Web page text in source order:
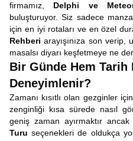
firmamız, Delphi ve
buluşturuyor. Siz sadece
için en iyi rotaları ve en özel
Rehberi arayışınıza son
masalsı diyarı keşfetmeye ne
Bir Günde Hem Tarih
Deneyimlenir?
Zamanı kısıtlı olan gezginler
zenginliği kısa sürede nasıl
geniş zaman ayırmaktır ancak
Turu seçenekleri de oldukça